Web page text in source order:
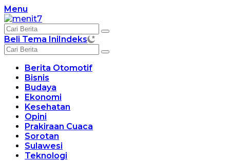
Langsung
ke
konten
Menu
Beli Tema IniIndeks
Berita Otomotif
Bisnis
Budaya
Ekonomi
Kesehatan
Opini
Prakiraan Cuaca
Sorotan
Sulawesi
Teknologi